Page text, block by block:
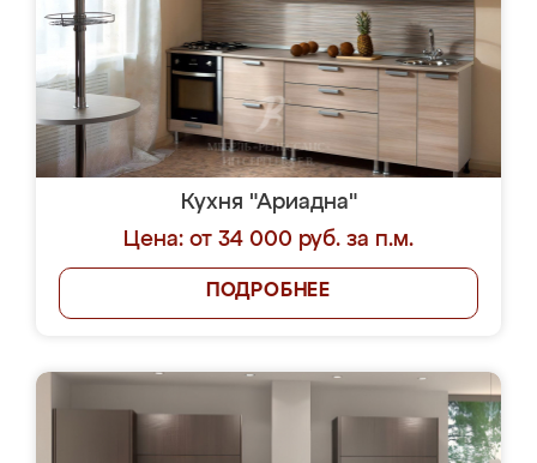
Кухня "Ариадна"
Цена: от 34 000 руб. за п.м.
ПОДРОБНЕЕ